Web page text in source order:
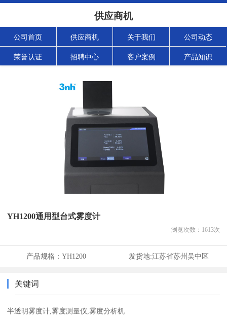
供应商机
公司首页 供应商机 关于我们 公司动态
荣誉认证 招聘中心 客户案例 产品知识
YH1200通用型台式雾度计
浏览次数： 1613次
产品规格： YH1200 发货地:江苏省苏州吴中区
关键词
半透明雾度计,雾度测量仪,雾度分析机